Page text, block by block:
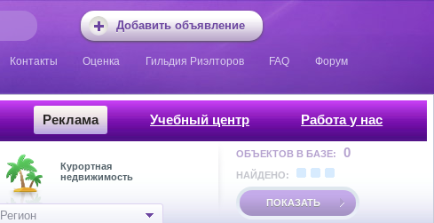
Добавить объявление
Контакты Оценка Гильдия Риэлторов FAQ Форум
Реклама Учебный центр Работа у нас
Курортная
недвижимость
Регион
ОБЪЕКТОВ В БАЗЕ: 0
НАЙДЕНО:
ПОКАЗАТЬ